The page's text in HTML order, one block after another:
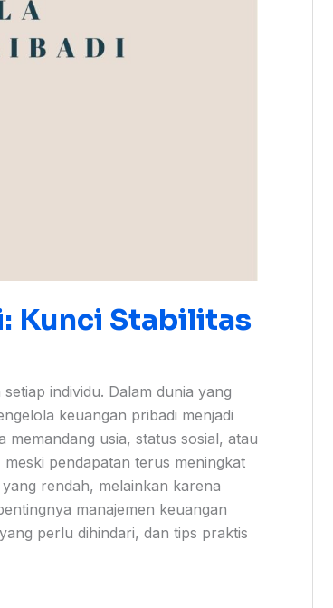
Kunci Stabilitas
individu. Dalam dunia yang
keuangan pribadi menjadi
usia, status sosial, atau
pendapatan terus meningkat
rendah, melainkan karena
manajemen keuangan
perlu dihindari, dan tips praktis